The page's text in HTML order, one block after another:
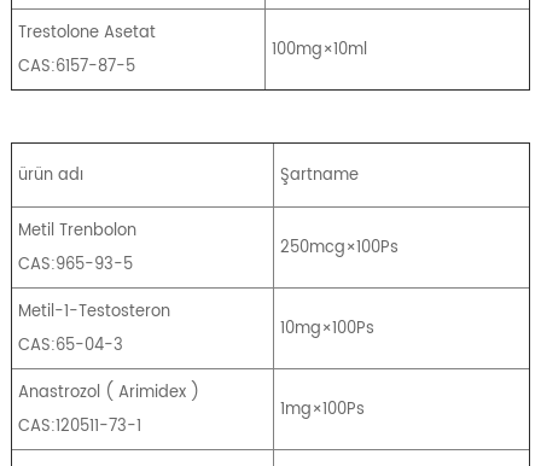
Trestolone Asetat
CAS:6157-87-5
100mg×10ml
ürün adı Şartname
Metil Trenbolon
CAS:965-93-5
250mcg×100Ps
Metil-1-Testosteron
CAS:65-04-3
10mg×100Ps
Anastrozol ( Arimidex )
CAS:120511-73-1
1mg×100Ps